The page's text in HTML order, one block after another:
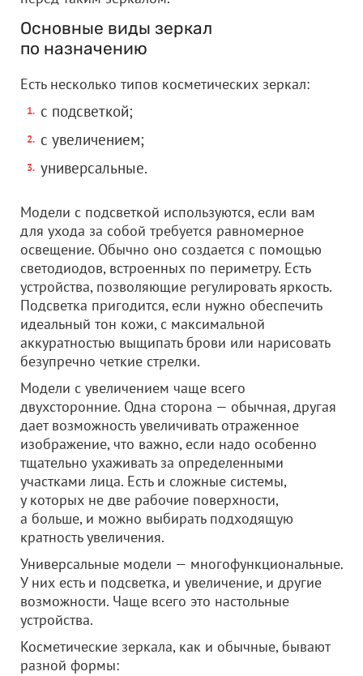
Основные виды зеркал
по назначению
Есть несколько типов косметических зеркал:
с подсветкой;
с увеличением;
универсальные.
Модели с подсветкой используются, если вам
для ухода за собой требуется равномерное
освещение. Обычно оно создается с помощью
светодиодов, встроенных по периметру. Есть
устройства, позволяющие регулировать яркость.
Подсветка пригодится, если нужно обеспечить
идеальный тон кожи, с максимальной
аккуратностью выщипать брови или нарисовать
безупречно четкие стрелки.
Модели с увеличением чаще всего
двухсторонние. Одна сторона — обычная, другая
дает возможность увеличивать отраженное
изображение, что важно, если надо особенно
тщательно ухаживать за определенными
участками лица. Есть и сложные системы,
у которых не две рабочие поверхности,
а больше, и можно выбирать подходящую
кратность увеличения.
Универсальные модели — многофункциональные.
У них есть и подсветка, и увеличение, и другие
возможности. Чаще всего это настольные
устройства.
Косметические зеркала, как и обычные, бывают
разной формы: